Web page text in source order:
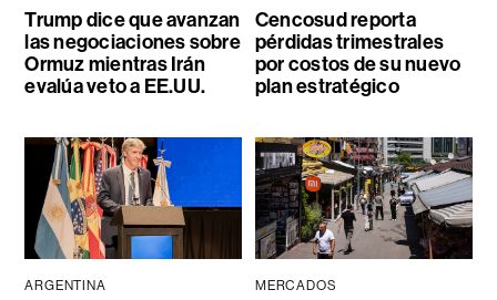
Trump dice que avanzan
las negociaciones sobre
Ormuz mientras Irán
evalúa veto a EE.UU.
Cencosud reporta
pérdidas trimestrales
por costos de su nuevo
plan estratégico
ARGENTINA MERCADOS